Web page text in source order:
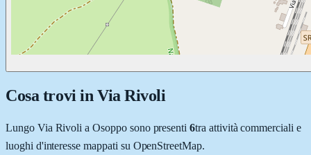
Cosa trovi in Via Rivoli
Lungo Via Rivoli aOsopposono presenti 6tra attività commerciali e
luoghi d'interesse mappati su OpenStreetMap.